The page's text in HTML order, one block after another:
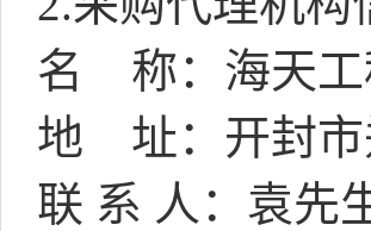
名
称：海天
地
址：开封
联 系 人：袁先